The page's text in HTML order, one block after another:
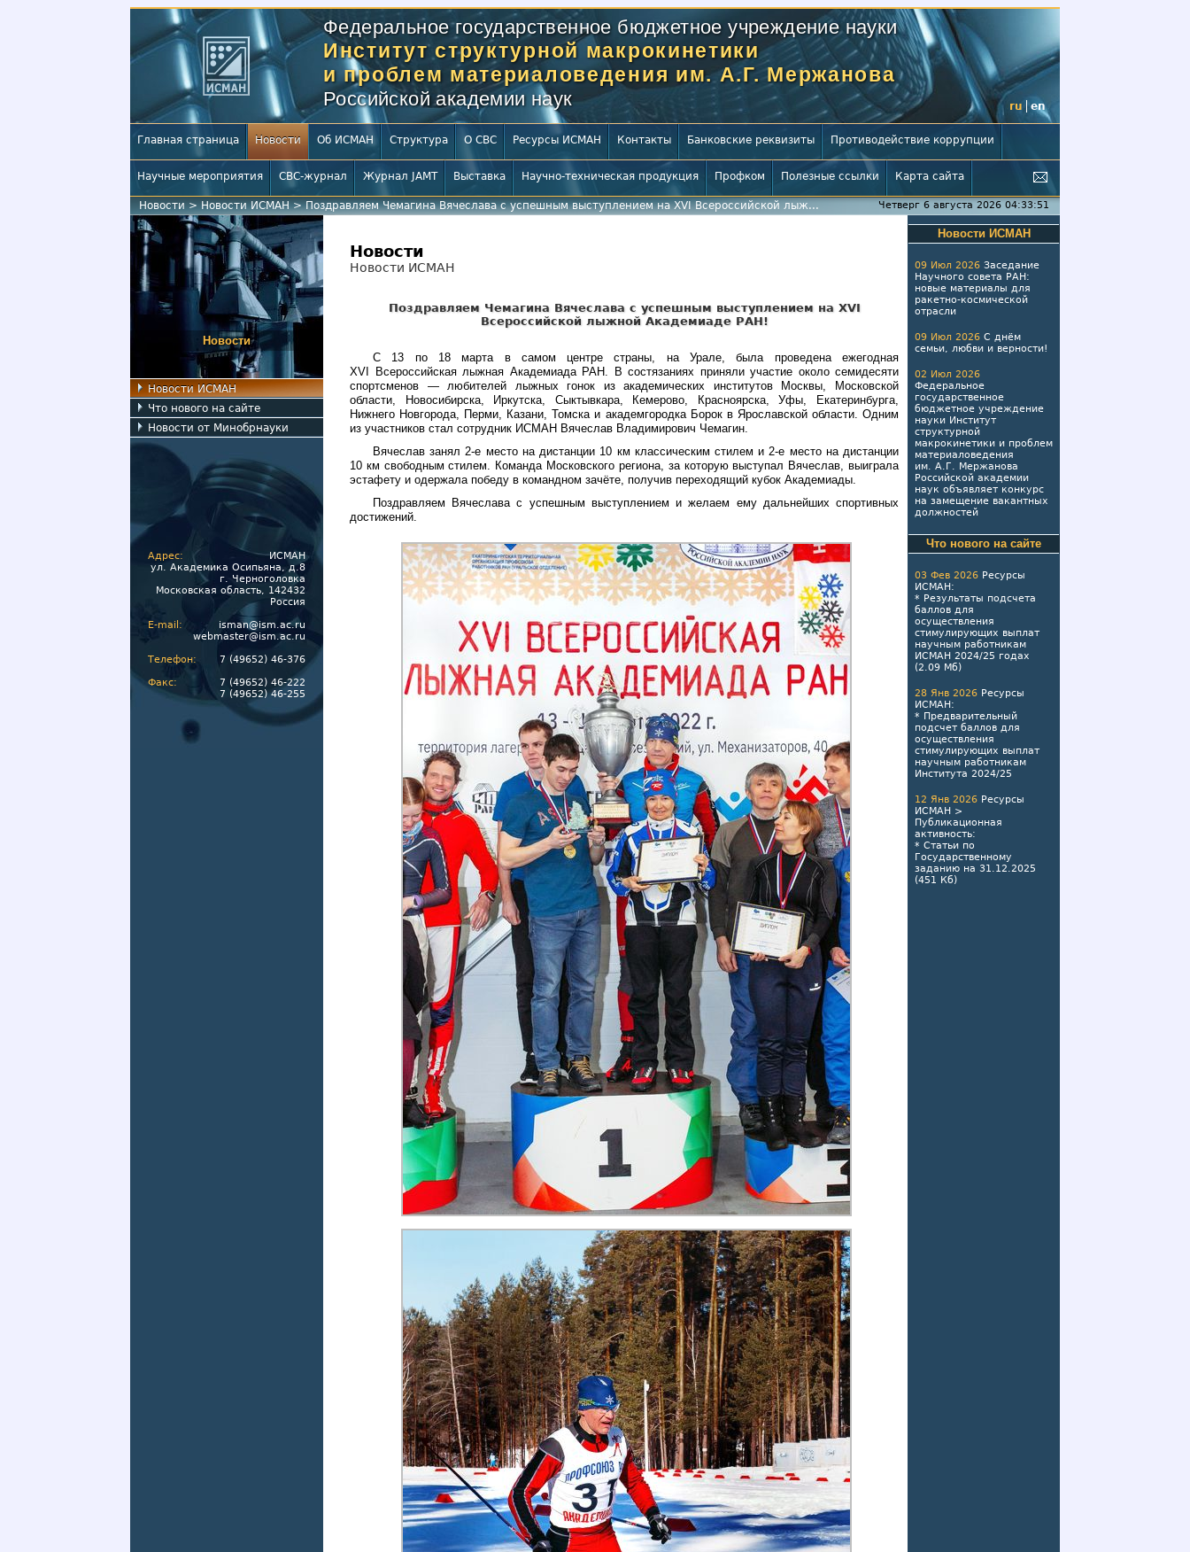
Федеральное государственное бюджетное учреждение науки
Институт структурной макрокинетики
и проблем материаловедения им. А.Г. Мержанова
Российской академии наук ru en
Главная страница Новости Об ИСМАН Структура О СВС Ресурсы ИСМАН Контакты Банковские реквизиты Противодействие коррупции
Научные мероприятия СВС-журнал Журнал JAMT Выставка Научно-техническая продукция Профком Полезные ссылки Карта сайта
Новости>Новости ИСМАН>Поздравляем Чемагина Вячеслава с успешным выступлением на XVI Всероссийской лыж... Четверг 6 августа 2026 04:33:52
Новости
Новости ИСМАН
Что нового на сайте
Новости от Минобрнауки
Адрес:
ИСМАН
ул. Академика Осипьяна, д.8
г. Черноголовка
Московская область, 142432
Россия
E-mail:
isman@ism.ac.ru
webmaster@ism.ac.ru
Телефон:
7 (49652) 46-376
Факс:
7 (49652) 46-222
7 (49652) 46-255
Новости
Новости ИСМАН
Поздравляем Чемагина Вячеслава с успешным выступлением на XVI
Всероссийской лыжной Академиаде РАН!
С 13 по 18 марта в самом центре страны, на Урале, была проведена ежегодная
XVI Всероссийская лыжная Академиада РАН. В состязаниях приняли участие около семидесяти
спортсменов — любителей лыжных гонок из академических институтов Москвы, Московской
области, Новосибирска, Иркутска, Сыктывкара, Кемерово, Красноярска, Уфы, Екатеринбурга,
Нижнего Новгорода, Перми, Казани, Томска и академгородка Борок в Ярославской области. Одним
из участников стал сотрудник ИСМАН Вячеслав Владимирович Чемагин.
Вячеслав занял 2-е место на дистанции 10 км классическим стилем и 2-е место на дистанции
10 км свободным стилем. Команда Московского региона, за которую выступал Вячеслав, выиграла
эстафету и одержала победу в командном зачёте, получив переходящий кубок Академиады.
Поздравляем Вячеслава с успешным выступлением и желаем ему дальнейших спортивных
достижений.
Новости ИСМАН
09 Июл 2026 Заседание
Научного совета РАН:
новые материалы для
ракетно-космической
отрасли
09 Июл 2026 С днём
семьи, любви и верности!
02 Июл 2026
Федеральное
государственное
бюджетное учреждение
науки Институт
структурной
макрокинетики и проблем
материаловедения
им. А.Г. Мержанова
Российской академии
наук объявляет конкурс
на замещение вакантных
должностей
Что нового на сайте
03 Фев 2026 Ресурсы
ИСМАН:
* Результаты подсчета
баллов для
осуществления
стимулирующих выплат
научным работникам
ИСМАН 2024/25 годах
(2.09 Мб)
28 Янв 2026 Ресурсы
ИСМАН:
* Предварительный
подсчет баллов для
осуществления
стимулирующих выплат
научным работникам
Института 2024/25
12 Янв 2026 Ресурсы
ИСМАН >
Публикационная
активность:
* Статьи по
Государственному
заданию на 31.12.2025
(451 Кб)